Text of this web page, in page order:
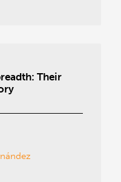
Their